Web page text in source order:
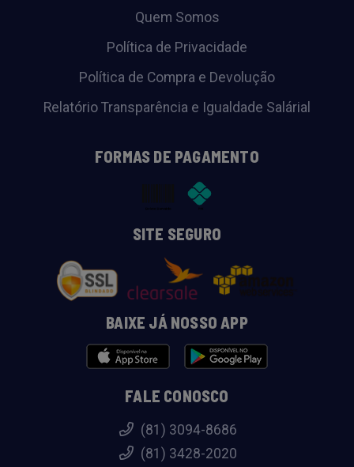
Quem Somos
Política de Privacidade
Política de Compra e Devolução
Relatório Transparência e Igualdade Salárial
FORMAS DE PAGAMENTO
SITE SEGURO
BAIXE JÁ NOSSO APP
FALE CONOSCO
(81) 3094-8686
(81) 3428-2020